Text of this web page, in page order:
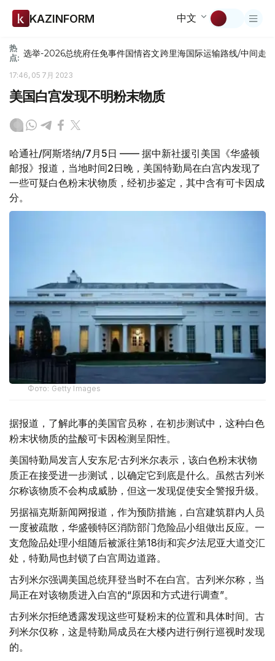
KAZINFORM 中文
热
点: 选举-2026总统府任免事件国情咨文跨里海国际运输路线/中间走廊
17:46, 05 7月 2023
美国白宫发现不明粉末物质
哈通社/阿斯塔纳/7月5日 —— 据中新社援引美国《华盛顿
邮报》报道，当地时间2日晚，美国特勤局在白宫内发现了
一些可疑白色粉末状物质，经初步鉴定，其中含有可卡因成
分。
Фото: Getty Images
据报道，了解此事的美国官员称，在初步测试中，这种白色
粉末状物质的盐酸可卡因检测呈阳性。
美国特勤局发言人安东尼·古列米尔表示，该白色粉末状物
质正在接受进一步测试，以确定它到底是什么。虽然古列米
尔称该物质不会构成威胁，但这一发现促使安全警报升级。
另据福克斯新闻网报道，作为预防措施，白宫建筑群内人员
一度被疏散，华盛顿特区消防部门危险品小组做出反应。一
支危险品处理小组随后被派往第18街和宾夕法尼亚大道交汇
处，特勤局也封锁了白宫周边道路。
古列米尔强调美国总统拜登当时不在白宫。古列米尔称，当
局正在对该物质进入白宫的“原因和方式进行调查”。
古列米尔拒绝透露发现这些可疑粉末的位置和具体时间。古
列米尔仅称，这是特勤局成员在大楼内进行例行巡视时发现
的。